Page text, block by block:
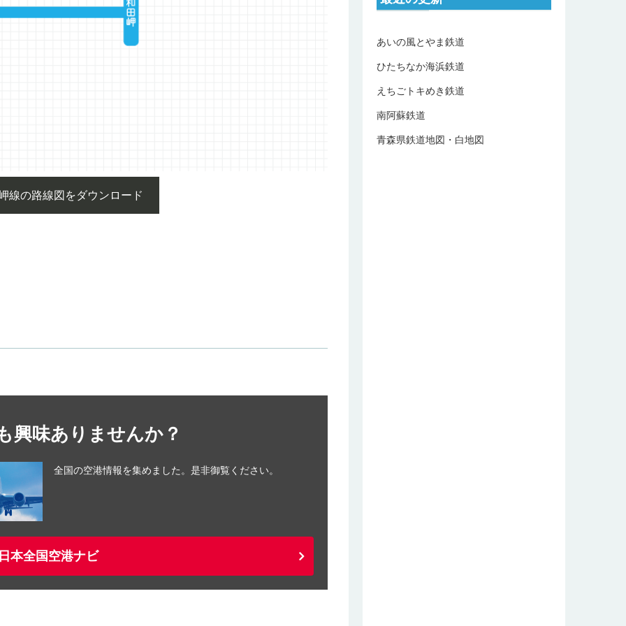
線の路線図をダウンロード
興味ありませんか？
全国の空港情報を集めました。是非御覧ください。
本全国空港ナビ
あいの風とやま鉄道
ひたちなか海浜鉄道
えちごトキめき鉄道
南阿蘇鉄道
青森県鉄道地図・白地図